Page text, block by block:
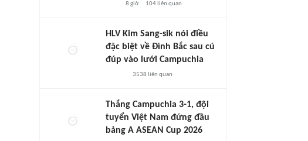
8 giờ 104liên quan
HLV Kim Sang-sik nói điều
đặc biệt về Đình Bắc sau cú
đúp vào lưới Campuchia
3538 liên quan
Thắng Campuchia 3-1, đội
tuyển Việt Nam đứng đầu
bảng A ASEAN Cup 2026